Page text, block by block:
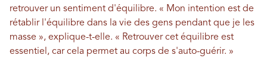
retrouver un sentiment d'équilibre. « Mon intention est de
rétablir l'équilibre dans la vie des gens pendant que je les
masse », explique-t-elle. « Retrouver cet équilibre est
essentiel, car cela permet au corps de s'auto-guérir. »